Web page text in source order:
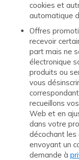
cookies et
automatique
Offres
recevoir
part mais ne
électronique
produits ou
vous
recueillons
Web et en
dans votre
décochant les
envoyant un
demande à